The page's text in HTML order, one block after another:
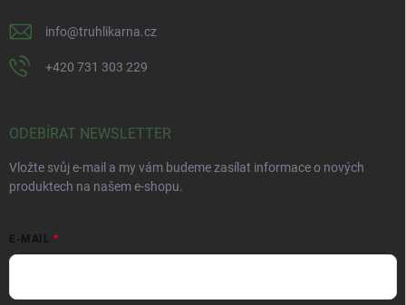
info@truhlikarna.cz
+420 731 303 229
ODEBÍRAT NEWSLETTER
Vložte svůj e-mail a my vám budeme zasílat informace o nových
produktech na našem e-shopu.
E-MAIL